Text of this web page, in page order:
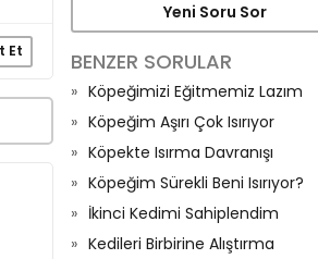
Et
Yeni Soru Sor
BENZER SORULAR
Köpeğimizi Eğitmemiz Lazım
Köpeğim Aşırı Çok Isırıyor
Köpekte Isırma Davranışı
Köpeğim Sürekli Beni Isırıyor?
İkinci Kedimi Sahiplendim
Kedileri Birbirine Alıştırma